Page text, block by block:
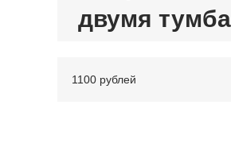
двумя
1100 рублей